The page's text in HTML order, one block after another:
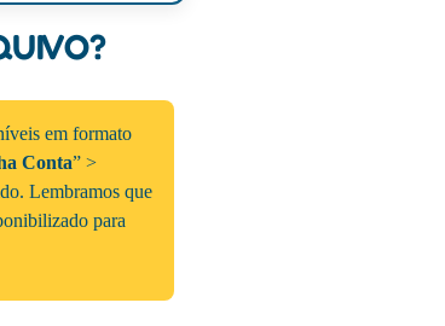
em formato
Conta” >
Lembramos que
para